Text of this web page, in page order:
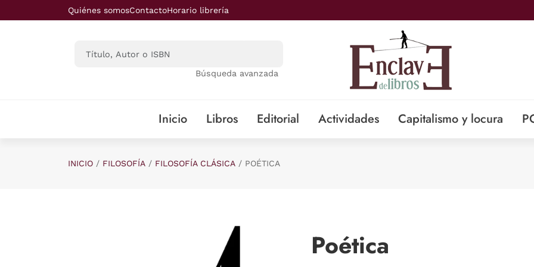
Saltar al contenido principal
Quiénes somosContactoHorario librería
Búsqueda avanzada
Inicio Libros Editorial Actividades Capitalismo y locura
INICIO FILOSOFÍA FILOSOFÍA CLÁSICA POÉTICA
Poética